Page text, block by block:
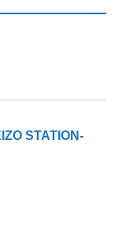
STATION-